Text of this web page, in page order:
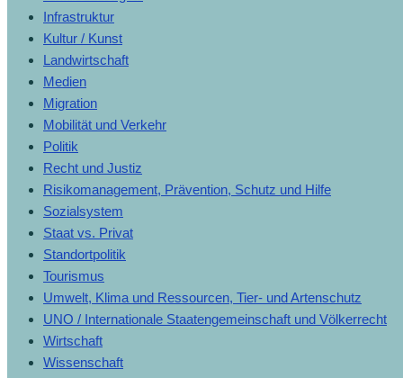
Infrastruktur
Kultur / Kunst
Landwirtschaft
Medien
Migration
Mobilität und Verkehr
Politik
Recht und Justiz
Risikomanagement, Prävention, Schutz und Hilfe
Sozialsystem
Staat vs. Privat
Standortpolitik
Tourismus
Umwelt, Klima und Ressourcen, Tier- und Artenschutz
UNO / Internationale Staatengemeinschaft und Völkerrecht
Wirtschaft
Wissenschaft